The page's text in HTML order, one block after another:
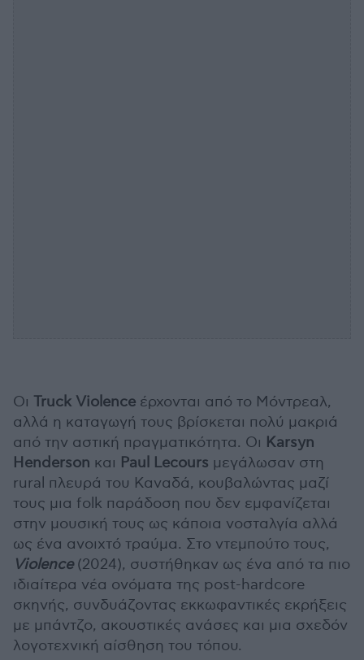
Οι Truck Violence έρχονται από το Μόντρεαλ,
αλλά η καταγωγή τους βρίσκεται πολύ μακριά
από την αστική πραγματικότητα. Οι Karsyn
Henderson και Paul Lecours μεγάλωσαν στη
rural πλευρά του Καναδά, κουβαλώντας μαζί
τους μια folk παράδοση που δεν εμφανίζεται
στην μουσική τους ως κάποια νοσταλγία αλλά
ως ένα ανοιχτό τραύμα. Στο ντεμπούτο τους,
Violence(2024), συστήθηκαν ως ένα από τα πιο
ιδιαίτερα νέα ονόματα της post-hardcore
σκηνής, συνδυάζοντας εκκωφαντικές εκρήξεις
με μπάντζο, ακουστικές ανάσες και μια σχεδόν
λογοτεχνική αίσθηση του τόπου.